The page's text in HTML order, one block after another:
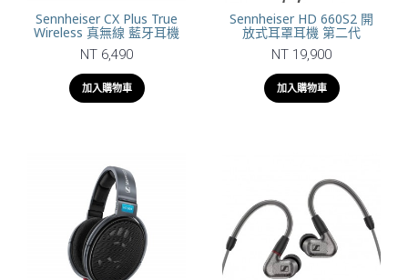
Sennheiser CX Plus True
Wireless 真無線 藍牙耳機
NT 6,490
加入購物車
Sennheiser HD 660S2 開
放式耳罩耳機 第二代
NT 19,900
加入購物車